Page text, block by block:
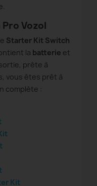
Vozol
Starter Kit Switch
la batterie et
prête à
vous êtes prêt à
complète :
Kit